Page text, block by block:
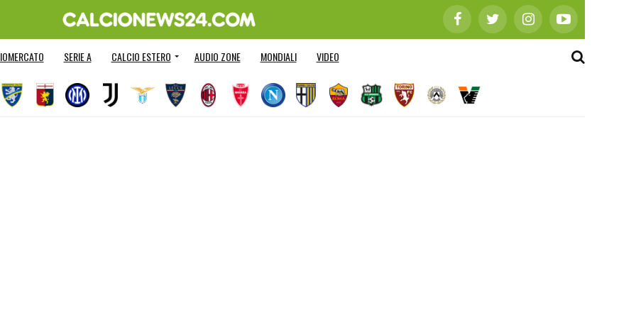
SERIE A CALCIO ESTERO AUDIO ZONE MONDIALI VIDEO